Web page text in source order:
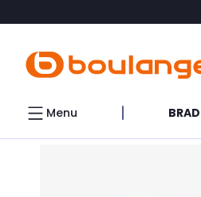
Accéder directement au
Menu